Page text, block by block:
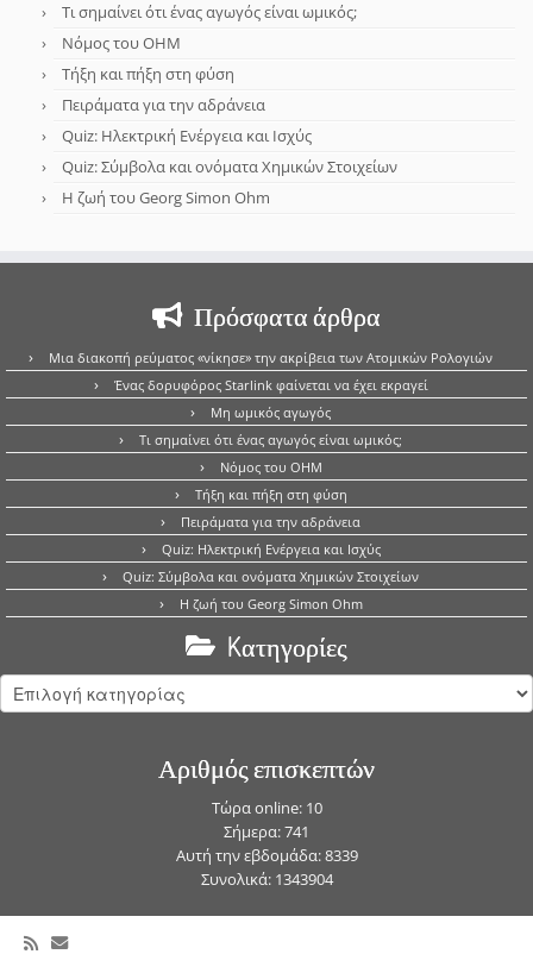
Τι σημαίνει ότι ένας αγωγός είναι ωμικός;
Νόμος του OHM
Τήξη και πήξη στη φύση
Πειράματα για την αδράνεια
Quiz: Ηλεκτρική Ενέργεια και Ισχύς
Quiz: Σύμβολα και ονόματα Χημικών Στοιχείων
Η ζωή του Georg Simon Ohm
Πρόσφατα άρθρα
Μια διακοπή ρεύματος «νίκησε» την ακρίβεια των Ατομικών Ρολογιών
Ένας δορυφόρος Starlink φαίνεται να έχει εκραγεί
Μη ωμικός αγωγός
Τι σημαίνει ότι ένας αγωγός είναι ωμικός;
Νόμος του OHM
Τήξη και πήξη στη φύση
Πειράματα για την αδράνεια
Quiz: Ηλεκτρική Ενέργεια και Ισχύς
Quiz: Σύμβολα και ονόματα Χημικών Στοιχείων
Η ζωή του Georg Simon Ohm
Kατηγορίες
Kατηγορίες
Αριθμός επισκεπτών
Τώρα online: 10
Σήμερα: 741
Αυτή την εβδομάδα: 8339
Συνολικά: 1343904